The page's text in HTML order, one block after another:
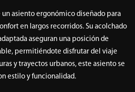
un asiento ergonómico diseñado para
en largos recorridos. Su acolchado
aseguran una posición de
permitiéndote disfrutar del viaje
y trayectos urbanos, este asiento se
estilo y funcionalidad.